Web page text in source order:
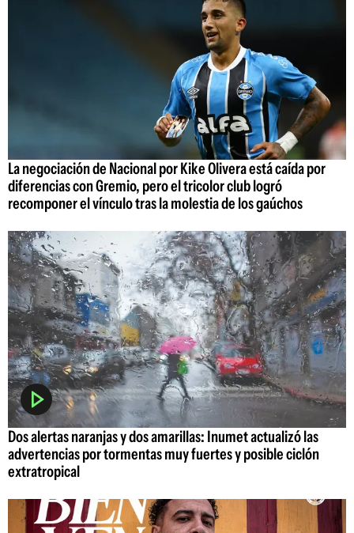
La negociación de Nacional por Kike Olivera está caída por
diferencias con Gremio, pero el tricolor club logró
recomponer el vínculo tras la molestia de los gaúchos
Dos alertas naranjas y dos amarillas: Inumet actualizó las
advertencias por tormentas muy fuertes y posible ciclón
extratropical